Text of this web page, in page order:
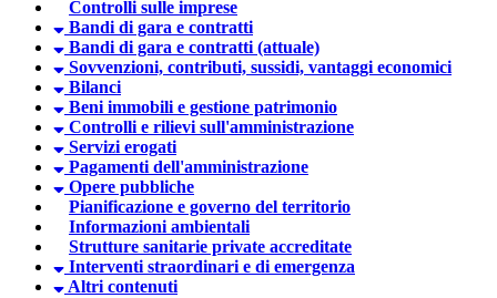
Controlli sulle imprese
Bandi di gara e contratti
Bandi di gara e contratti (attuale)
Sovvenzioni, contributi, sussidi, vantaggi economici
Bilanci
Beni immobili e gestione patrimonio
Controlli e rilievi sull'amministrazione
Servizi erogati
Pagamenti dell'amministrazione
Opere pubbliche
Pianificazione e governo del territorio
Informazioni ambientali
Strutture sanitarie private accreditate
Interventi straordinari e di emergenza
Altri contenuti